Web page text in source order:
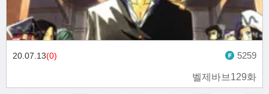
벨제바브129화
20.07.13(0) 5259